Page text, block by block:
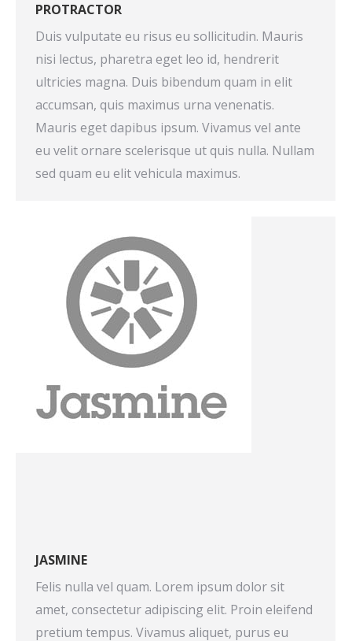
PROTRACTOR
Duis vulputate eu risus eu sollicitudin. Mauris
nisi lectus, pharetra eget leo id, hendrerit
ultricies magna. Duis bibendum quam in elit
accumsan, quis maximus urna venenatis.
Mauris eget dapibus ipsum. Vivamus vel ante
eu velit ornare scelerisque ut quis nulla. Nullam
sed quam eu elit vehicula maximus.
JASMINE
Felis nulla vel quam. Lorem ipsum dolor sit
amet, consectetur adipiscing elit. Proin eleifend
pretium tempus. Vivamus aliquet, purus eu